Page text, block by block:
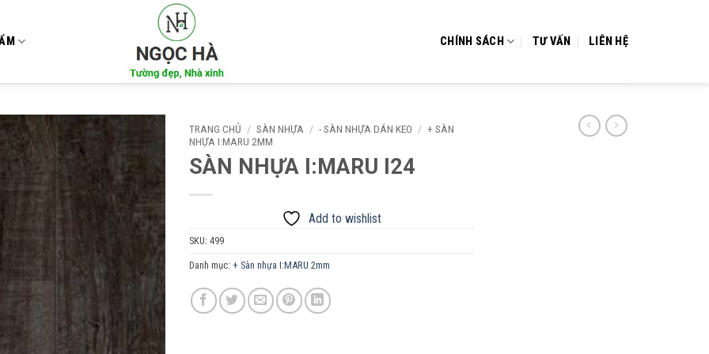
CHÍNH SÁCH TƯ VẤN LIÊN HỆ
Add to
wishlist
TRANG CHỦ / SÀN NHỰA / - SÀN NHỰA DÁN KEO / + SÀN
NHỰA I:MARU 2MM
SÀN NHỰA I:MARU I24
Add to wishlist
SKU: 499
Danh mục: + Sàn nhựa I:MARU 2mm